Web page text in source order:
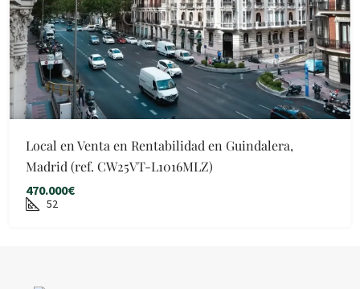
Local en Venta en Rentabilidad en Guindalera,
Madrid (ref. CW25VT-L1016MLZ)
470.000€
52